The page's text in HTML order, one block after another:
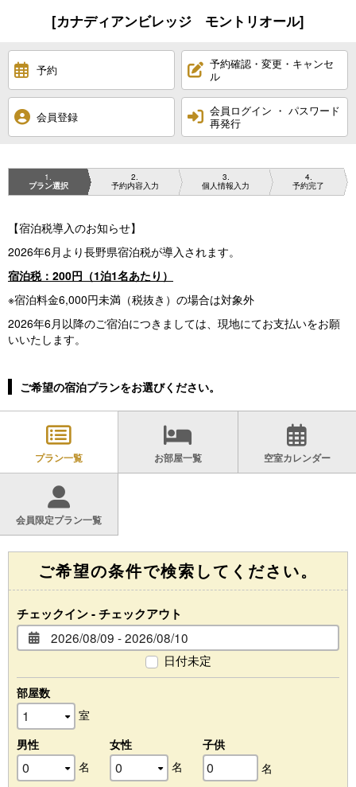
[カナディアンビレッジ モントリオール]
予約
予約確認・変更・キャンセ
ル
会員登録
会員ログイン ・ パスワード
再発行
1
プラン選択
2
予約内容入力
3
個人情報入力
4
予約完了
【宿泊税導入のお知らせ】
2026年6月より長野県宿泊税が導入されます。
宿泊税：200円（1泊1名あたり）
※宿泊料金6,000円未満（税抜き）の場合は対象外
2026年6月以降のご宿泊につきましては、現地にてお支払いをお願
いいたします。
ご希望の宿泊プランをお選びください。
プラン一覧 お部屋一覧 空室カレンダー
会員限定プラン一覧
ご希望の条件で検索してください。
チェックイン - チェックアウト
日付未定
部屋数
室
男性
名
女性
名
子供
名